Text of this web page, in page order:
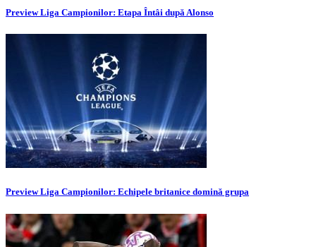
Preview Liga Campionilor: Etapa Întâi după Alonso
Preview Liga Campionilor: Echipele britanice domină grupa